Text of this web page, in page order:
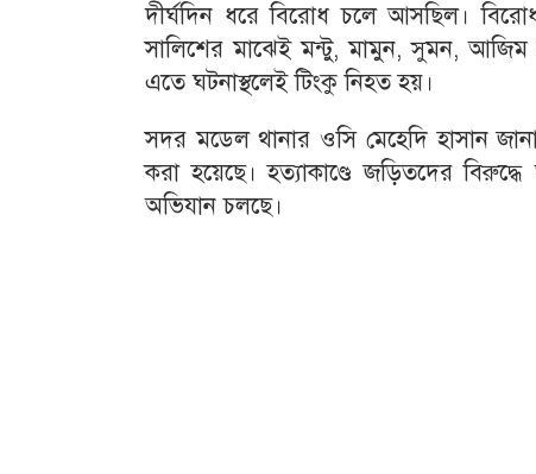
দীর্ঘদিন ধরে বিরোধ চলে আসছিল।
সালিশের মাঝেই মন্টু, মামুন, সুমন, আজিম
এতে ঘটনাস্থলেই টিংকু নিহত হয়।
সদর মডেল থানার ওসি মেহেদি হাসান
করা হয়েছে। হত্যাকাণ্ডে জড়িতদের
অভিযান চলছে।